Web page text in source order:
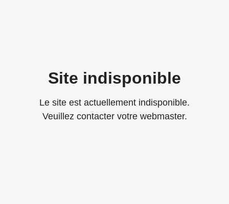
Site indisponible
Le site est actuellement indisponible.
Veuillez contacter votre webmaster.